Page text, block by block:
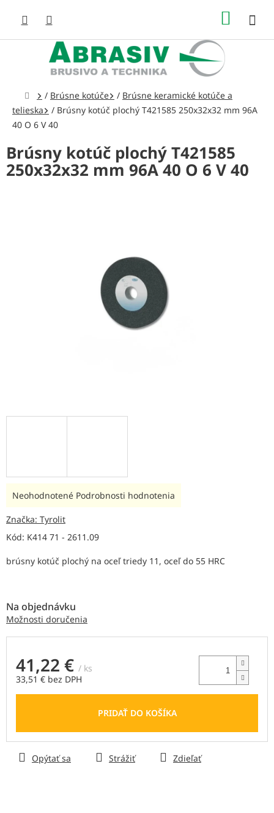
obsah
Domov
/ Brúsne kotúče / Brúsne keramické kotúče a
telieska
/ Brúsny kotúč plochý T421585 250x32x32 mm 96A
40 O 6 V 40
Brúsny kotúč plochý T421585
250x32x32 mm 96A 40 O 6 V 40
Kód: K414 71 - 2611.09
Na objednávku
Možnosti doručenia
41,22 € / ks
33,51 € bez DPH
Jednotková
PRIDAŤ DO KOŠÍKA
brúsny kotúč plochý na oceľ triedy 11, oceľ do 55 HRC
Opýtať sa Strážiť Zdieľať
Priemerné
produktu
0,0
5
Neohodnotené Podrobnosti hodnotenia
Značka: Tyrolit